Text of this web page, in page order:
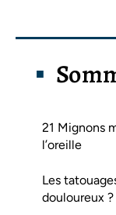
21 Mignons
l’oreille
Les
douloureux ?